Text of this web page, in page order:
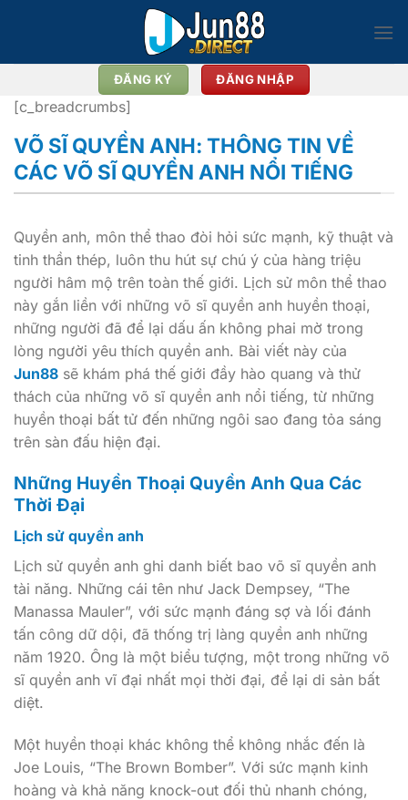
ĐĂNG KÝ ĐĂNG NHẬP
[c_breadcrumbs]
VÕ SĨ QUYỀN ANH: THÔNG TIN VỀ
CÁC VÕ SĨ QUYỀN ANH NỔI TIẾNG
Quyền anh, môn thể thao đòi hỏi sức mạnh, kỹ thuật và
tinh thần thép, luôn thu hút sự chú ý của hàng triệu
người hâm mộ trên toàn thế giới. Lịch sử môn thể thao
này gắn liền với những võ sĩ quyền anh huyền thoại,
những người đã để lại dấu ấn không phai mờ trong
lòng người yêu thích quyền anh. Bài viết này của
Jun88 sẽ khám phá thế giới đầy hào quang và thử
thách của những võ sĩ quyền anh nổi tiếng, từ những
huyền thoại bất tử đến những ngôi sao đang tỏa sáng
trên sàn đấu hiện đại.
Những Huyền Thoại Quyền Anh Qua Các
Thời Đại
Lịch sử quyền anh
Lịch sử quyền anh ghi danh biết bao võ sĩ quyền anh
tài năng. Những cái tên như Jack Dempsey, “The
Manassa Mauler”, với sức mạnh đáng sợ và lối đánh
tấn công dữ dội, đã thống trị làng quyền anh những
năm 1920. Ông là một biểu tượng, một trong những võ
sĩ quyền anh vĩ đại nhất mọi thời đại, để lại di sản bất
diệt.
Một huyền thoại khác không thể không nhắc đến là
Joe Louis, “The Brown Bomber”. Với sức mạnh kinh
hoàng và khả năng knock-out đối thủ nhanh chóng,